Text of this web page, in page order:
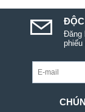
Đăng
phiếu